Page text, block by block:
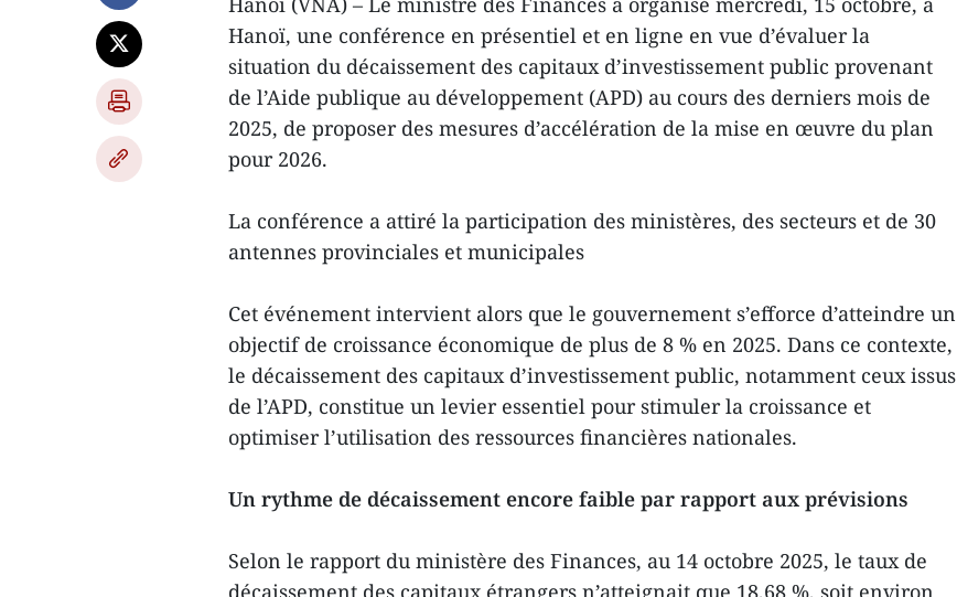
Hanoï, une conférence en présentiel et en ligne en vue d’évaluer la
situation du décaissement des capitaux d’investissement public provenant
de l’Aide publique au développement (APD) au cours des derniers mois de
2025, de proposer des mesures d’accélération de la mise en œuvre du plan
pour 2026.
La conférence a attiré la participation des ministères, des secteurs et de 30
antennes provinciales et municipales
Cet événement intervient alors que le gouvernement s’efforce d’atteindre un
objectif de croissance économique de plus de 8 % en 2025. Dans ce contexte,
le décaissement des capitaux d’investissement public, notamment ceux issus
de l’APD, constitue un levier essentiel pour stimuler la croissance et
optimiser l’utilisation des ressources financières nationales.
Un rythme de décaissement encore faible par rapport aux prévisions
Selon le rapport du ministère des Finances, au 14 octobre 2025, le taux de
décaissement des capitaux étrangers n’atteignait que 18,68 %, soit environ